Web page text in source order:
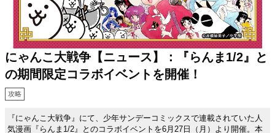
にゃんこ大戦争【ニュース】：『らんま1/2』と
の期間限定コラボイベントを開催！
攻略
『にゃんこ大戦争』にて、少年サンデーコミックスで連載されていた人
気漫画『らんま1/2』とのコラボイベントを6月27日（月）より開催。本